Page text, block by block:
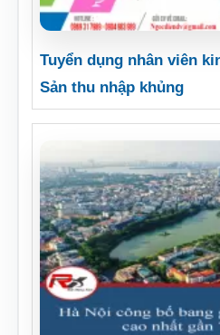
Tuyển dụng nhân viên
Sản thu nhập khủng